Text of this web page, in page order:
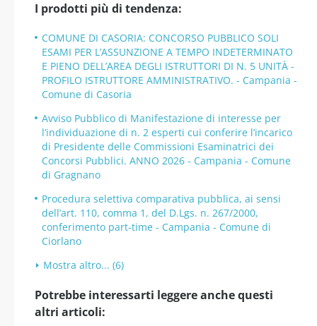
I prodotti più di tendenza:
COMUNE DI CASORIA: CONCORSO PUBBLICO SOLI
ESAMI PER L’ASSUNZIONE A TEMPO INDETERMINATO
E PIENO DELL’AREA DEGLI ISTRUTTORI DI N. 5 UNITÀ -
PROFILO ISTRUTTORE AMMINISTRATIVO. - Campania -
Comune di Casoria
Avviso Pubblico di Manifestazione di interesse per
l’individuazione di n. 2 esperti cui conferire l’incarico
di Presidente delle Commissioni Esaminatrici dei
Concorsi Pubblici. ANNO 2026 - Campania - Comune
di Gragnano
Procedura selettiva comparativa pubblica, ai sensi
dell’art. 110, comma 1, del D.Lgs. n. 267/2000,
conferimento part-time - Campania - Comune di
Ciorlano
Mostra altro... (6)
Potrebbe interessarti leggere anche questi
altri articoli: